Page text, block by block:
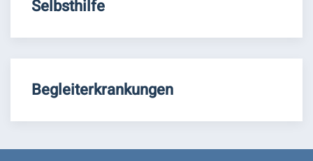
Selbsthilfe
Begleiterkrankungen